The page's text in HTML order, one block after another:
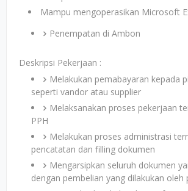
Mampu mengoperasikan Microsoft
Penempatan di Ambon
Deskripsi Pekerjaan :
Melakukan pemabayaran kepada
seperti vandor atau supplier
Melaksanakan proses pekerjaan
PPH
Melakukan proses administrasi
pencatatan dan filling dokumen
Mengarsipkan seluruh dokumen
dengan pembelian yang dilakukan oleh